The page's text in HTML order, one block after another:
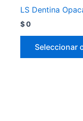
LS Dentina
$0
Seleccionar